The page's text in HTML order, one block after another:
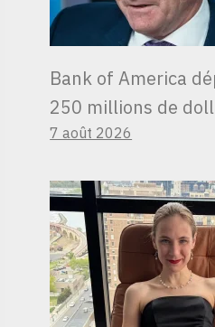
Bank of America
250 millions de
7 août 2026